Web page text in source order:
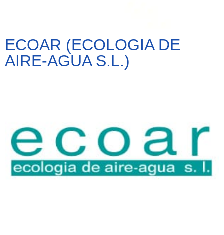
ECOAR (ECOLOGIA DE
AIRE-AGUA S.L.)